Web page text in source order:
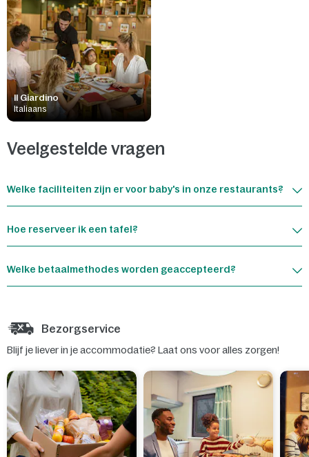
Il Giardino
Italiaans
Veelgestelde vragen
Welke faciliteiten zijn er voor baby's in onze restaurants?
Hoe reserveer ik een tafel?
Welke betaalmethodes worden geaccepteerd?
Bezorgservice
Blijf je liever in je accommodatie? Laat ons voor alles zorgen!